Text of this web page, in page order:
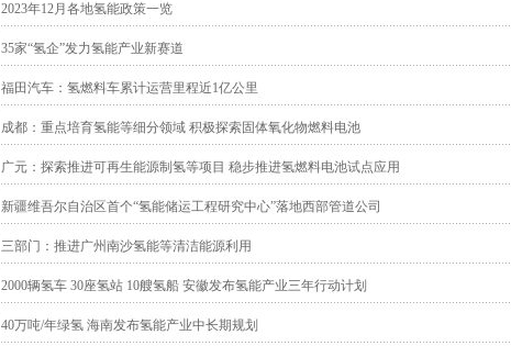
2023年12月各地氢能政策一览
35家“氢企”发力氢能产业新赛道
福田汽车：氢燃料车累计运营里程近1亿公里
成都：重点培育氢能等细分领域 积极探索固体氧化物燃料电池
广元：探索推进可再生能源制氢等项目 稳步推进氢燃料电池试点应用
新疆维吾尔自治区首个“氢能储运工程研究中心”落地西部管道公司
三部门：推进广州南沙氢能等清洁能源利用
2000辆氢车 30座氢站 10艘氢船 安徽发布氢能产业三年行动计划
40万吨/年绿氢 海南发布氢能产业中长期规划